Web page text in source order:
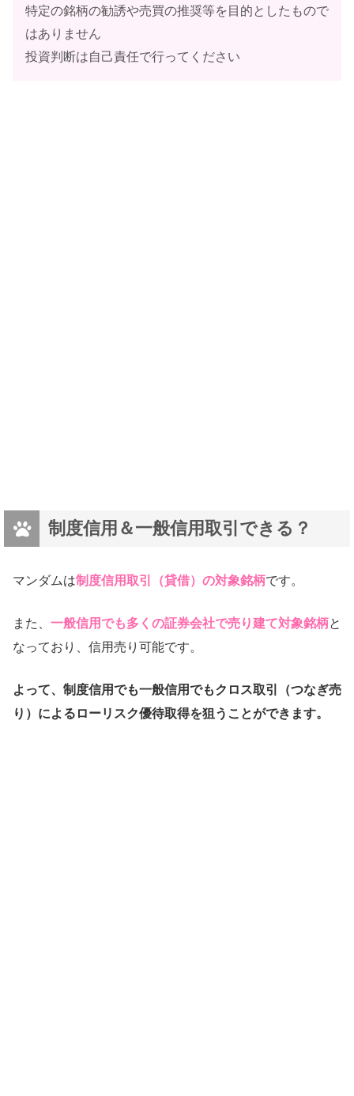
特定の銘柄の勧誘や売買の推奨等を目的としたもので
はありません
投資判断は自己責任で行ってください
制度信用＆一般信用取引できる？
マンダムは制度信用取引（貸借）の対象銘柄です。
また、 一般信用でも多くの証券会社で売り建て対象銘柄と
なっており、信用売り可能です。
よって、制度信用でも一般信用でもクロス取引（つなぎ売
り）によるローリスク優待取得を狙うことができます。